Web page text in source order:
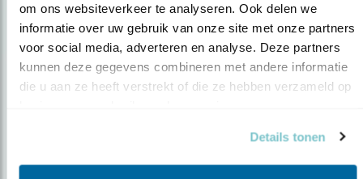
om ons websiteverkeer te analyseren. Ook delen we
informatie over uw gebruik van onze site met onze partners
voor social media, adverteren en analyse. Deze partners
kunnen deze gegevens combineren met andere informatie
die u aan ze heeft verstrekt of die ze hebben verzameld op
Details tonen
Op de hoogte blijven?
over vogels en activiteiten van Vogelbescherming.
AANMELDEN VOGELNIEUWS